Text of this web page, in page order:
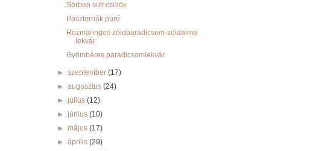
Sörben sült csülök
Paszternák püré
Rozmaringos zöldparadicsom-zöldalma
lekvár
Gyömbéres paradicsomlekvár
►szeptember(17)
►augusztus(24)
►július(12)
►június(10)
►május(17)
►április(29)